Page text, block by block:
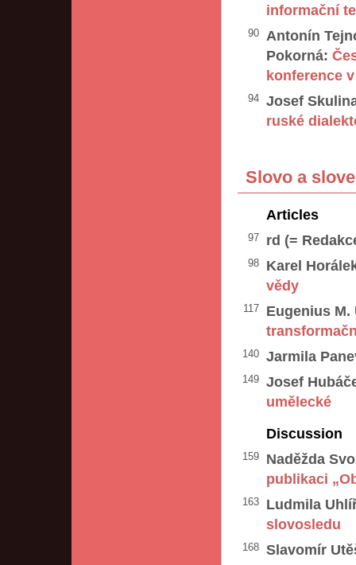
informační
90
Antonín
Pokorná:
konference
94
Josef
ruské
Slovo a
Articles
97 rd (=
98
Karel
vědy
117
Eugenius M.
140 Jarmila
149
Josef
umělecké
Discussion
159
Naděžda
publikaci
163
Ludmila
slovosledu
168 Slavomír